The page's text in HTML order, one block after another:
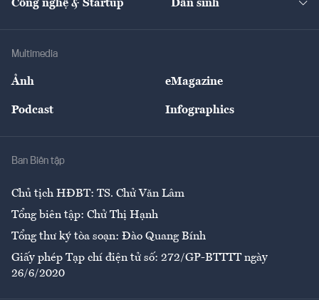
Tư vấn Nông sản
Giải trí
Công nghệ & Startup Dân sinh
Multimedia
Ảnh eMagazine
Podcast Infographics
Ban Biên tập
Chủ tịch HĐBT: TS. Chử Văn Lâm
Tổng biên tập: Chử Thị Hạnh
Tổng thư ký tòa soạn: Đào Quang Bính
Giấy phép Tạp chí điện tử số: 272/GP-BTTTT ngày
26/6/2020